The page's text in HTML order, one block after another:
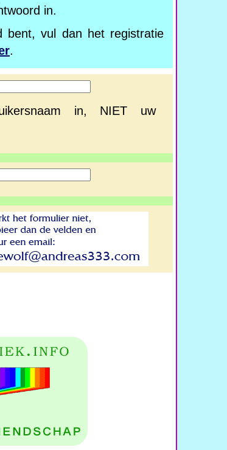
in.
bent, vul dan het registratie
.
in, NIET uw